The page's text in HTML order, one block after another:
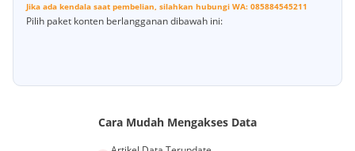
Jika ada kendala saat pembelian, silahkan hubungi WA: 085884545211
Pilih paket konten berlangganan dibawah ini:
Cara Mudah Mengakses Data